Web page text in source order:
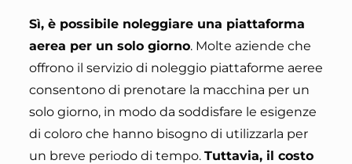
Sì, è possibile noleggiare una piattaforma
aerea per un solo giorno. Molte aziende che
offrono il servizio di noleggio piattaforme aeree
consentono di prenotare la macchina per un
solo giorno, in modo da soddisfare le esigenze
di coloro che hanno bisogno di utilizzarla per
un breve periodo di tempo. Tuttavia, il costo